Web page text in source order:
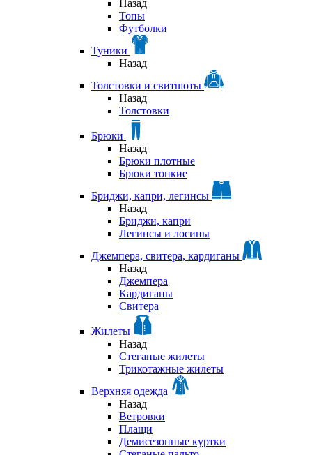
Назад
Топы
Футболки
Туники
Назад
Толстовки и свитшоты
Назад
Толстовки
Брюки
Назад
Брюки плотные
Брюки тонкие
Бриджи, капри, легинсы
Назад
Бриджи, капри
Легинсы и лосины
Джемпера, свитера, кардиганы
Назад
Джемпера
Кардиганы
Свитера
Жилеты
Назад
Стеганые жилеты
Трикотажные жилеты
Верхняя одежда
Назад
Ветровки
Плащи
Демисезонные куртки